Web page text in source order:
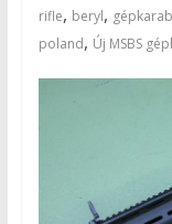
rifle, beryl,
poland, Új MSBS